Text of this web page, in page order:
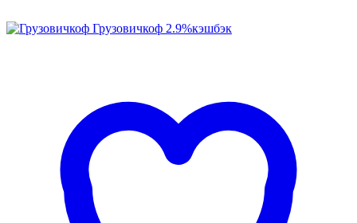
Грузовичкоф 2.9%кэшбэк